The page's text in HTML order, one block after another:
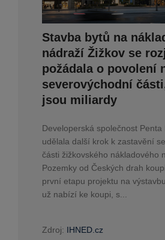
Stavba bytů na
nádraží Žižkov se
požádala o povolení
severovýchodní
jsou miliardy
Developerská společnost Penta
udělala další krok k zastavění
části žižkovského nákladového
Pozemky od Českých drah
první etapu projektu na
už nabízí ke koupi, s...
Zdroj: IHNED.cz